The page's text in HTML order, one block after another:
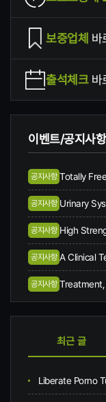
보증업체 바
출석체크바
이벤트/공지사항
공지사항
공지사항
공지사항
공지사항
공지사항
최근 글